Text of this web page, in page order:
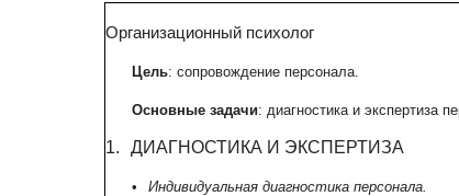
Организационный психолог
Цель: сопровождение персонала.
Основные задачи: диагностика и экспертиза
1. ДИАГНОСТИКА И ЭКСПЕРТИЗА
• Индивидуальная диагностика персонала.